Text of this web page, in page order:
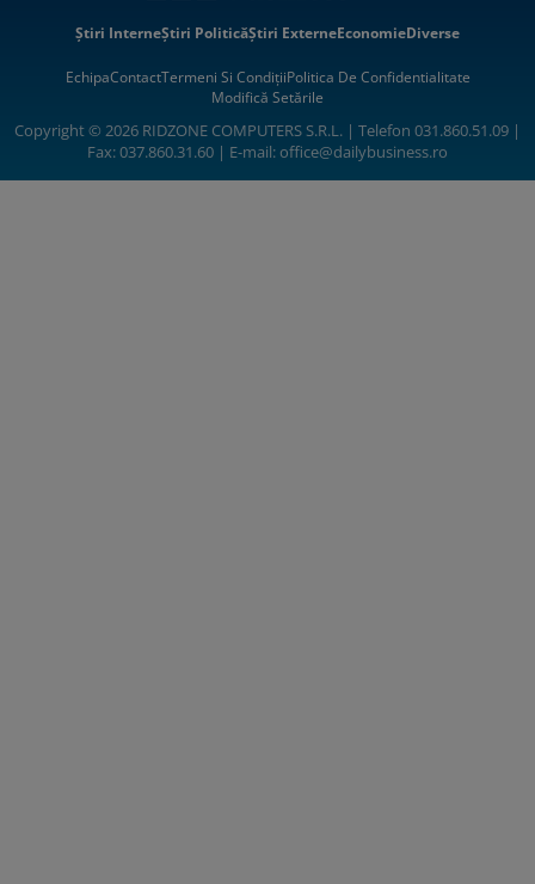
Știri InterneȘtiri PoliticăȘtiri ExterneEconomieDiverse
EchipaContactTermeni Si CondițiiPolitica De Confidentialitate
Modifică Setările
Copyright © 2026 RIDZONE COMPUTERS S.R.L. | Telefon 031.860.51.09 |
Fax: 037.860.31.60 | E-mail:office@dailybusiness.ro